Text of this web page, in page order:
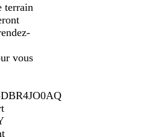
terrain
vous